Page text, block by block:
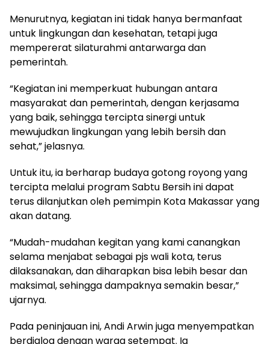
Menurutnya, kegiatan ini tidak hanya bermanfaat
untuk lingkungan dan kesehatan, tetapi juga
mempererat silaturahmi antarwarga dan
pemerintah.
“Kegiatan ini memperkuat hubungan antara
masyarakat dan pemerintah, dengan kerjasama
yang baik, sehingga tercipta sinergi untuk
mewujudkan lingkungan yang lebih bersih dan
sehat,” jelasnya.
Untuk itu, ia berharap budaya gotong royong yang
tercipta melalui program Sabtu Bersih ini dapat
terus dilanjutkan oleh pemimpin Kota Makassar yang
akan datang.
“Mudah-mudahan kegitan yang kami canangkan
selama menjabat sebagai pjs wali kota, terus
dilaksanakan, dan diharapkan bisa lebih besar dan
maksimal, sehingga dampaknya semakin besar,”
ujarnya.
Pada peninjauan ini, Andi Arwin juga menyempatkan
berdialog dengan warga setempat. Ia